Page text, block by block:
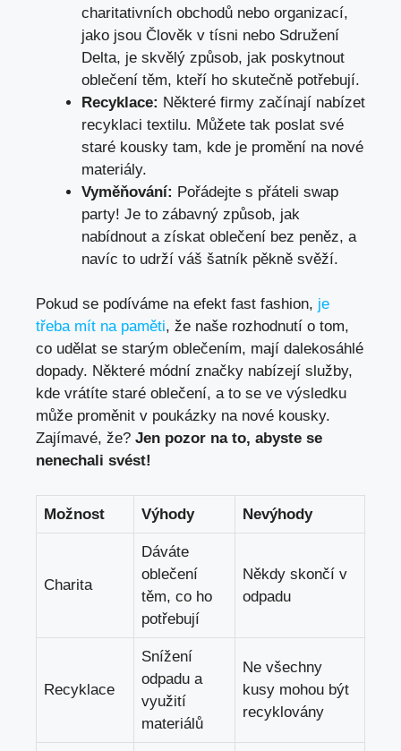
charitativních obchodů nebo organizací,
jako jsou Člověk v tísni nebo Sdružení
Delta, je skvělý způsob, jak poskytnout
oblečení těm, kteří ho skutečně potřebují.
Recyklace: Některé firmy začínají nabízet
recyklaci textilu. Můžete tak poslat své
staré kousky tam, kde je promění na nové
materiály.
Vyměňování: Pořádejte s přáteli swap
party! Je to zábavný způsob, jak
nabídnout a získat oblečení bez peněz, a
navíc to udrží váš šatník pěkně svěží.
Pokud se podíváme na efekt fast fashion, je
třeba mít na paměti, že naše rozhodnutí o tom,
co udělat se starým oblečením, mají dalekosáhlé
dopady. Některé módní značky nabízejí služby,
kde vrátíte staré oblečení, a to se ve výsledku
může proměnit v poukázky na nové kousky.
Zajímavé, že? Jen pozor na to, abyste se
nenechali svést!
Možnost Výhody Nevýhody
Charita
Dáváte
oblečení
těm, co ho
potřebují
Někdy skončí v
odpadu
Recyklace
Snížení
odpadu a
využití
materiálů
Ne všechny
kusy mohou být
recyklovány